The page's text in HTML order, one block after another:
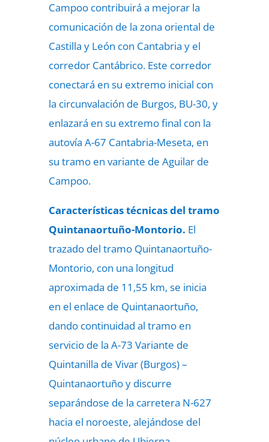
Campoo contribuirá a mejorar la
comunicación de la zona oriental de
Castilla y León con Cantabria y el
corredor Cantábrico. Este corredor
conectará en su extremo inicial con
la circunvalación de Burgos, BU-30, y
enlazará en su extremo final con la
autovía A-67 Cantabria-Meseta, en
su tramo en variante de Aguilar de
Campoo.
Características técnicas del tramo
Quintanaortuño-Montorio. El
trazado del tramo Quintanaortuño-
Montorio, con una longitud
aproximada de 11,55 km, se inicia
en el enlace de Quintanaortuño,
dando continuidad al tramo en
servicio de la A-73 Variante de
Quintanilla de Vivar (Burgos) –
Quintanaortuño y discurre
separándose de la carretera N-627
hacia el noroeste, alejándose del